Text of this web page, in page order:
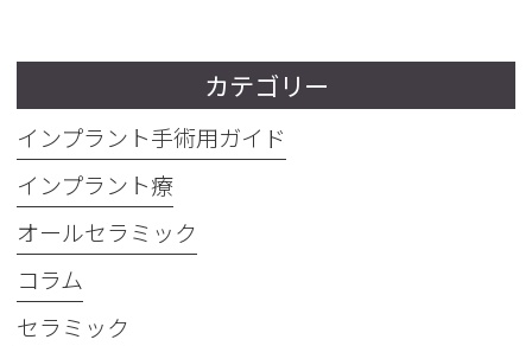
カテゴリー
インプラント手術用ガイド
インプラント療
オールセラミック
コラム
セラミック